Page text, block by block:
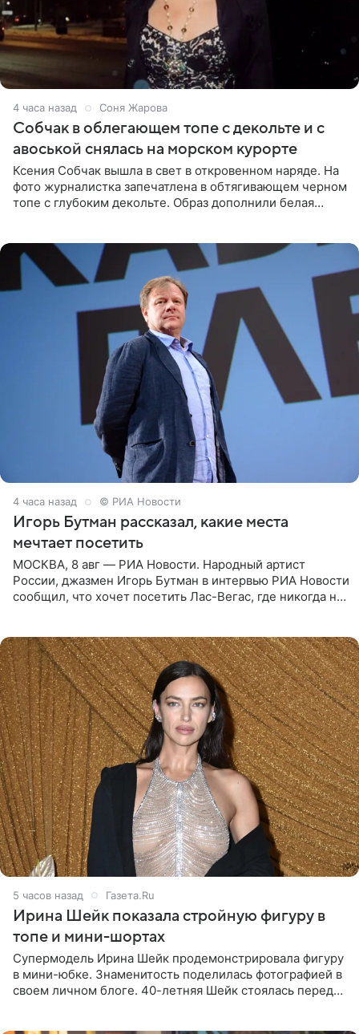
4 часа назад Соня Жарова
Собчак в облегающем топе с декольте и с
авоськой снялась на морском курорте
Ксения Собчак вышла в свет в откровенном наряде. На
фото журналистка запечатлена в обтягивающем черном
топе с глубоким декольте. Образ дополнили белая
4 часа назад © РИА Новости
Игорь Бутман рассказал, какие места
мечтает посетить
МОСКВА, 8 авг — РИА Новости. Народный артист
России, джазмен Игорь Бутман в интервью РИА Новости
сообщил, что хочет посетить Лас-Вегас, где никогда не
5 часов назад Газета.Ru
Ирина Шейк показала стройную фигуру в
топе и мини-шортах
Супермодель Ирина Шейк продемонстрировала фигуру
в мини-юбке. Знаменитость поделилась фотографией в
своем личном блоге. 40-летняя Шейк стоялась перед